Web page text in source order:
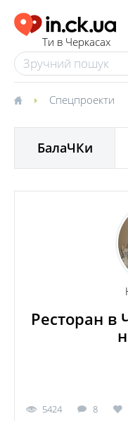
Ти в Черкасах
Спецпроекти
БалаЧКи
Ресторан в
5424 8